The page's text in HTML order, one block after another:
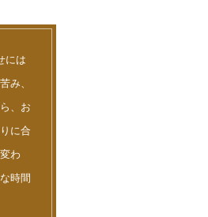
には
み、
、お
に合
わ
時間